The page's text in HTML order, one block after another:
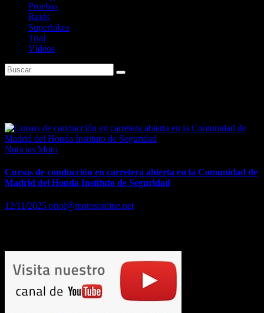
Pruebas
Raids
Superbikes
Trial
Vídeos
Noticias Moto
Cursos de conducción en carretera abierta en la Comunidad de
Madrid del Honda Instituto de Seguridad
12/11/2025 oriol@motosonline.net